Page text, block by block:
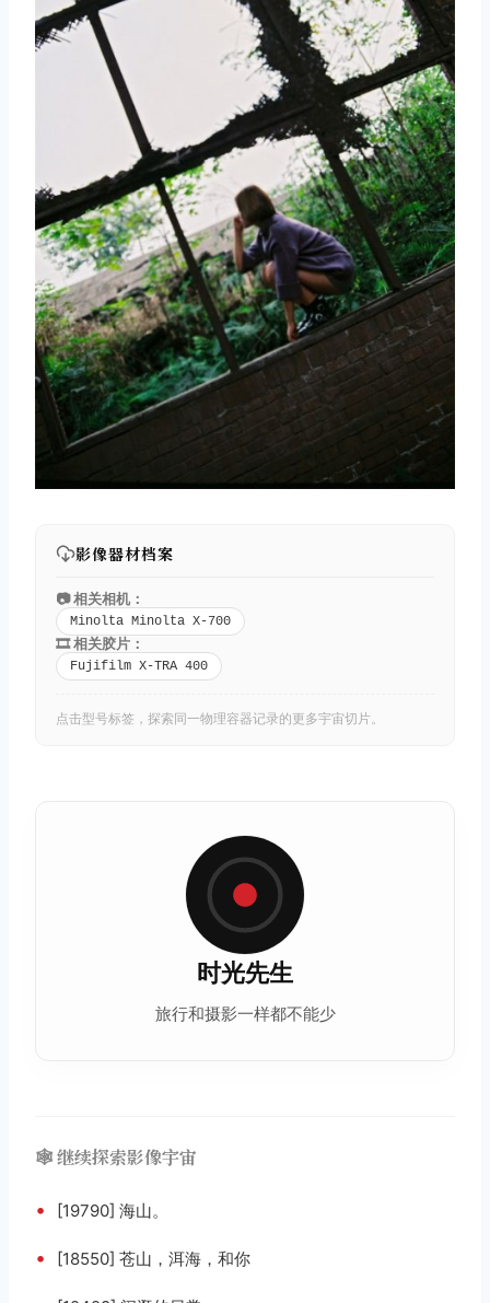
影像器材档案
📷 相关相机：
Minolta Minolta X-700
🎞️ 相关胶片：
Fujifilm X-TRA 400
点击型号标签，探索同一物理容器记录的更多宇宙切片。
时光先生
旅行和摄影一样都不能少
🕸️ 继续探索影像宇宙
• [19790] 海山。
• [18550] 苍山，洱海，和你